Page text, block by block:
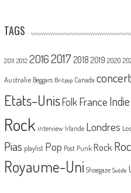
TAGS
2011 2012 20162017 2018 2019 2020
Australie Beggars Britpop Canada concert
Etats-UnisFolk France
Rock interview Irlande Londres
Pias playlist Pop Post Punk Rock
Royaume-Uni Shoegaze Suède